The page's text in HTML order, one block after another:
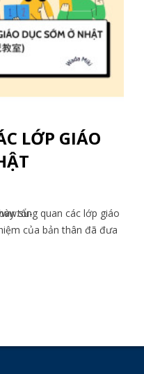
LỚP GIÁO
tổng quan các lớp giáo
của bản thân đã đưa